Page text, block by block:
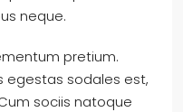
neque.
pretium.
egestas sodales est,
sociis natoque